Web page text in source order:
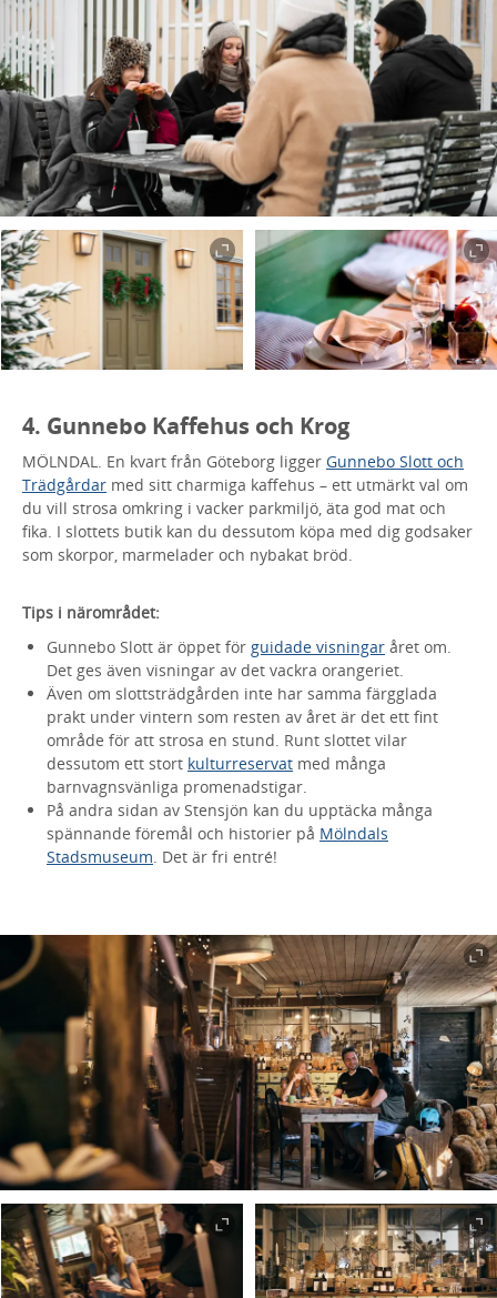
4. Gunnebo Kaffehus och Krog
MÖLNDAL. En kvart från Göteborg ligger Gunnebo Slott och
Trädgårdar med sitt charmiga kaffehus – ett utmärkt val om
du vill strosa omkring i vacker parkmiljö, äta god mat och
fika. I slottets butik kan du dessutom köpa med dig godsaker
som skorpor, marmelader och nybakat bröd.
Tips i närområdet:
Gunnebo Slott är öppet för guidade visningar året om.
Det ges även visningar av det vackra orangeriet.
Även om slottsträdgården inte har samma färgglada
prakt under vintern som resten av året är det ett fint
område för att strosa en stund. Runt slottet vilar
dessutom ett stort kulturreservat med många
barnvagnsvänliga promenadstigar.
På andra sidan av Stensjön kan du upptäcka många
spännande föremål och historier på Mölndals
Stadsmuseum. Det är fri entré!